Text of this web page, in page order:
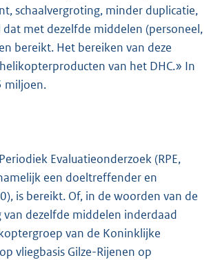
schaalvergroting, minder duplicatie,
met dezelfde middelen (personeel,
bereikt. Het bereiken van deze
van het DHC.» In
miljoen.
Evaluatieonderzoek (RPE,
een doeltreffender en
is bereikt. Of, in de woorden van de
dezelfde middelen inderdaad
van de Koninklijke
vliegbasis Gilze-Rijenen op